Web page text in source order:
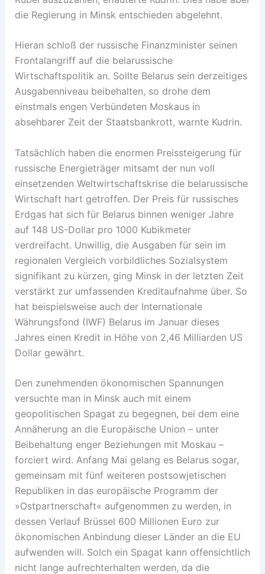
die Regierung in Minsk entschieden abgelehnt.
Hieran schloß der russische Finanzminister seinen
Frontalangriff auf die belarussische
Wirtschaftspolitik an. Sollte Belarus sein derzeitiges
Ausgabenniveau beibehalten, so drohe dem
einstmals engen Verbündeten Moskaus in
absehbarer Zeit der Staatsbankrott, warnte Kudrin.
Tatsächlich haben die enormen Preissteigerung für
russische Energieträger mitsamt der nun voll
einsetzenden Weltwirtschaftskrise die belarussische
Wirtschaft hart getroffen. Der Preis für russisches
Erdgas hat sich für Belarus binnen weniger Jahre
auf 148 US-Dollar pro 1000 Kubikmeter
verdreifacht. Unwillig, die Ausgaben für sein im
regionalen Vergleich vorbildliches Sozialsystem
signifikant zu kürzen, ging Minsk in der letzten Zeit
verstärkt zur umfassenden Kreditaufnahme über. So
hat beispielsweise auch der Internationale
Währungsfond (IWF) Belarus im Januar dieses
Jahres einen Kredit in Höhe von 2,46 Milliarden US
Dollar gewährt.
Den zunehmenden ökonomischen Spannungen
versuchte man in Minsk auch mit einem
geopolitischen Spagat zu begegnen, bei dem eine
Annäherung an die Europäische Union – unter
Beibehaltung enger Beziehungen mit Moskau –
forciert wird. Anfang Mai gelang es Belarus sogar,
gemeinsam mit fünf weiteren postsowjetischen
Republiken in das europäische Programm der
»Ostpartnerschaft« aufgenommen zu werden, in
dessen Verlauf Brüssel 600 Millionen Euro zur
ökonomischen Anbindung dieser Länder an die EU
aufwenden will. Solch ein Spagat kann offensichtlich
nicht lange aufrechterhalten werden, da die